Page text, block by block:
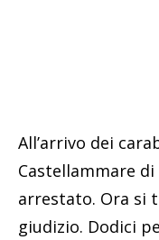
All’arrivo dei
Castellammare
arrestato. Ora si
giudizio. Dodici